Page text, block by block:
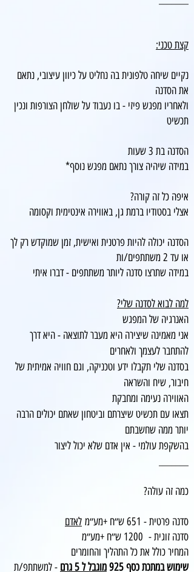
קצת טכני:
נקיים שיחה טלפונית בה נחליט על כיוון עיצובי, נתאם
את הסדנה
ולאחריו מפגש פיזי - בו נעבוד על שולחן הצורפות ונכין
תכשיט
הסדנה בת 3 שעות
במידה שיהיה צורך נתאם מפגש נוסף*
איפה כל זה קורה?
אצלי בסטודיו ברמת גן, באווירה אינטימית וקסומה
הסדנה יכולה להיות פרטנית ואישית, זמן שמוקדש רק לך
או עד 2 משתתפים/ות
במידה שתרצו סדנה ליותר משתתפים - דברו איתי
למה לבוא לסדנה שלי?
האנרגיה של המפגש
אני מאמינה שיצירה היא מעבר לתוצאה - היא דרך
להתחבר לעצמך ולאחרים
בסדנה שלי תקבלו ידע וטכניקה, וגם חוויה אמיתית של
חיבור, שיח והשראה
האווירה נעימה ומחבקת
תצאו עם תכשיט שיצרתם וביטחון שאתם יכולים הרבה
יותר ממה שחשבתם
בהשקפת עולמי - אין אדם שלא יכול ליצור
כמה זה עולה?
סדנה פרטית - 651 ש״ח +מע״מ
לאדם
סדנה זוגית - 1200 ש״ח +מע״מ
המחיר כולל את כל התהליך והחומרים​
שימוש במתכת כסף 925
מוגבל ל 5 גרם -למשתתפ/ת